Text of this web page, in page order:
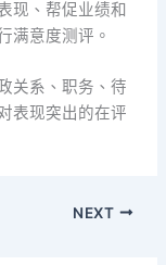
现、帮促业绩和
满意度测评。
关系、职务、待
表现突出的在评
NEXT